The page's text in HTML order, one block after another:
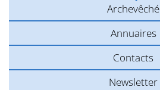
Archevêché
Annuaires
Contacts
Newsletter